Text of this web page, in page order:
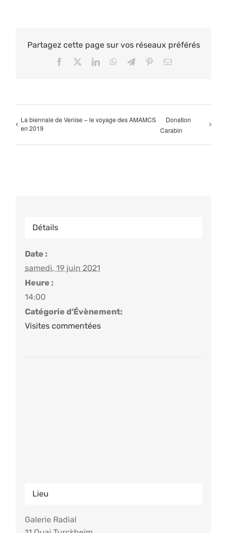
Partagez cette page sur vos réseaux préférés
Facebook LinkedInWhatsApp
TelegramPinterestEmail
La biennale de Venise – le voyage des AMAMCS
en 2019
Donation
Carabin
Détails
Date :
samedi, 19 juin 2021
Heure :
14:00
Catégorie d’Évènement:
Visites commentées
Lieu
Galerie Radial